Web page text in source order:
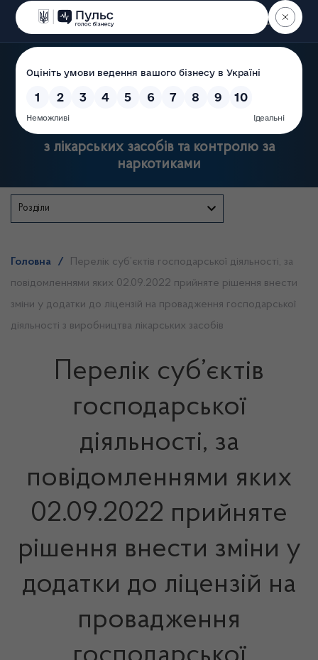
Пошук
Державна служба України
з лікарських засобів та контролю за
наркотиками
Розділи
Головна /
Перелік суб’єктів господарської діяльності, за
повідомленнями яких 02.09.2022 прийняте рішення внести
зміни у додатки до ліцензій на провадження господарської
діяльності з виробництва лікарських засобів
Перелік суб’єктів
господарської
діяльності, за
повідомленнями яких
02.09.2022 прийняте
рішення внести зміни у
додатки до ліцензій на
провадження